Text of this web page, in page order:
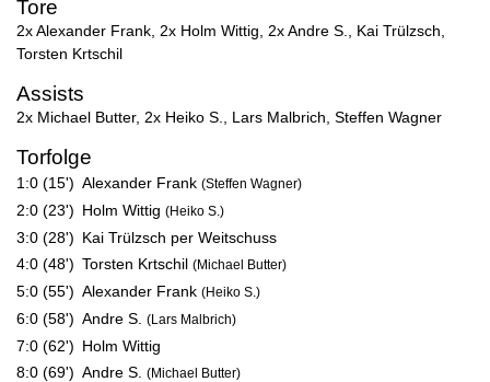
Tore
2x Alexander Frank 2x Holm Wittig 2x Andre S. Kai Trülzsch
Torsten Krtschil
Assists
2x Michael Butter, 2x Heiko S. Lars Malbrich Steffen Wagner
Torfolge
1:0 (15') Alexander Frank (Steffen Wagner)
2:0 (23') Holm Wittig (Heiko S.)
3:0 (28') Kai Trülzsch per Weitschuss
4:0 (48') Torsten Krtschil (Michael Butter)
5:0 (55') Alexander Frank (Heiko S.)
6:0 (58') Andre S. (Lars Malbrich)
7:0 (62') Holm Wittig
8:0 (69') Andre S. (Michael Butter)